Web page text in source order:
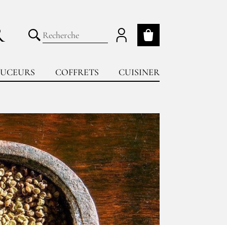
COFFRETS CUISINER
Mon panier
Lancer la recherche